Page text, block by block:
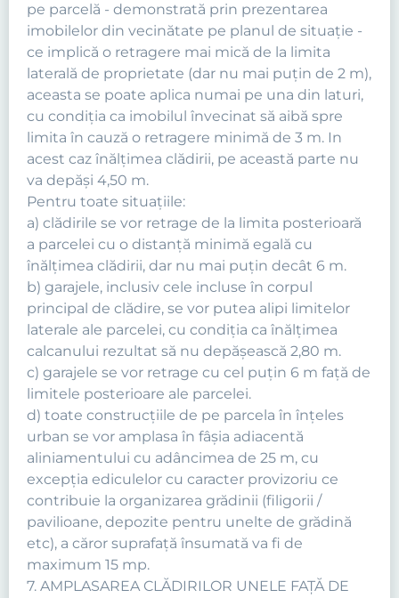
pe parcelă - demonstrată prin prezentarea
imobilelor din vecinătate pe planul de situaţie -
ce implică o retragere mai mică de la limita
laterală de proprietate (dar nu mai puţin de 2 m),
aceasta se poate aplica numai pe una din laturi,
cu condiţia ca imobilul învecinat să aibă spre
limita în cauză o retragere minimă de 3 m. In
acest caz înălţimea clădirii, pe această parte nu
va depăşi 4,50 m.
Pentru toate situaţiile:
a) clădirile se vor retrage de la limita posterioară
a parcelei cu o distanţă minimă egală cu
înălţimea clădirii, dar nu mai puţin decât 6 m.
b) garajele, inclusiv cele incluse în corpul
principal de clădire, se vor putea alipi limitelor
laterale ale parcelei, cu condiţia ca înălţimea
calcanului rezultat să nu depăşească 2,80 m.
c) garajele se vor retrage cu cel puţin 6 m faţă de
limitele posterioare ale parcelei.
d) toate construcţiile de pe parcela în înţeles
urban se vor amplasa în fâşia adiacentă
aliniamentului cu adâncimea de 25 m, cu
excepţia ediculelor cu caracter provizoriu ce
contribuie la organizarea grădinii (filigorii /
pavilioane, depozite pentru unelte de grădină
etc), a căror suprafaţă însumată va fi de
maximum 15 mp.
7. AMPLASAREA CLĂDIRILOR UNELE FAŢĂ DE